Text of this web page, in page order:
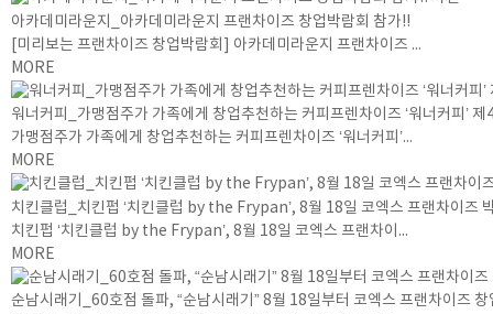
아카데미라운지_아카데미라운지 프랜차이즈 창업박람회 참가!!
[미리보는 프랜차이즈 창업박람회] 아카데미라운지 프랜차이즈 ...
MORE
워너커피_가맹점주가 가족에게 창업추천하는 커피프렌차이즈 ‘워너커피’
가맹점주가 가족에게 창업추천하는 커피프렌차이즈 ‘워너커피’...
MORE
치킨클럽_치킨펍 ‘치킨클럽 by the Frypan’, 8월 18일 코엑스 프랜차이즈
치킨펍 ‘치킨클럽 by the Frypan’, 8월 18일 코엑스 프랜차이...
MORE
순남시래기_60호점 돌파, “순남시래기” 8월 18일부터 코엑스 프랜차이즈